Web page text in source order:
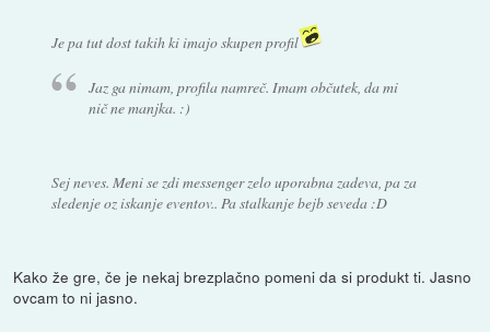
Je pa tut dost takih ki imajo skupen profil
Jaz ga nimam, profila namreč. Imam občutek, da mi
nič ne manjka. :)
Sej neves. Meni se zdi messenger zelo uporabna zadeva, pa za
sledenje oz iskanje eventov.. Pa stalkanje bejb seveda :D
Kako že gre, če je nekaj brezplačno pomeni da si produkt ti. Jasno
ovcam to ni jasno.